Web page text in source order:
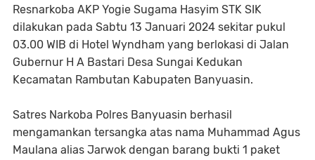
Resnarkoba AKP Yogie Sugama Hasyim STK SIK
dilakukan pada Sabtu 13 Januari 2024 sekitar pukul
03.00 WIB di Hotel Wyndham yang berlokasi di Jalan
Gubernur H A Bastari Desa Sungai Kedukan
Kecamatan Rambutan Kabupaten Banyuasin.
Satres Narkoba Polres Banyuasin berhasil
mengamankan tersangka atas nama Muhammad Agus
Maulana alias Jarwok dengan barang bukti 1 paket